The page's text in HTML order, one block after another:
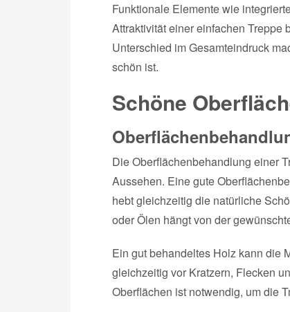
Funktionale Elemente wie
Attraktivität einer einfachen
Unterschied im Gesamteindruck
schön ist.
Schöne
Die Oberflächenbehandlung einer
Aussehen. Eine gute
hebt gleichzeitig die natürliche
oder Ölen hängt von der
Ein gut behandeltes Holz kann die
gleichzeitig vor Kratzern, Flecken
Oberflächen ist notwendig, um die